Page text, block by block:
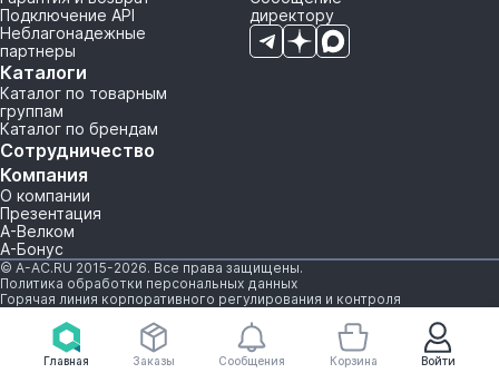
Главная Войти
Заказы Сообщения Корзина
Подключение API
Неблагонадежные
партнеры
Каталоги
Каталог по товарным
группам
Каталог по брендам
Сотрудничество
Компания
О компании
Презентация
А-Велком
А-Бонус
директору
© A-AC.RU 2015-2026. Все права защищены.
Политика обработки персональных данных
Горячая линия корпоративного регулирования и контроля